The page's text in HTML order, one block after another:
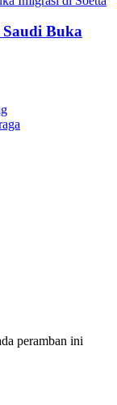
Saudi Buka
peramban ini